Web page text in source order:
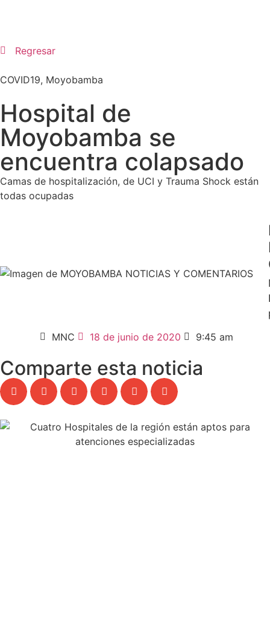
Regresar
COVID19, Moyobamba
Hospital de
Moyobamba se
encuentra colapsado
Camas de hospitalización, de UCI y Trauma Shock están
todas ocupadas
MNC
18 de junio de 2020 9:45 am
Comparte esta noticia